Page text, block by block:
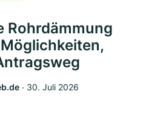
Rohrdämmung
‧ 30. Juli 2026